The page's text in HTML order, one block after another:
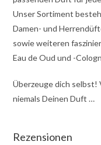
Unser Sortiment
Damen- und
sowie weiteren
Eau de Oud und -
Überzeuge dich selbst!
niemals Deinen Duft …
Rezensionen